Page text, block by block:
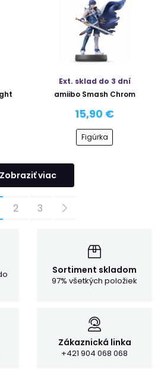
Ext. sklad do 3 dní
amiibo Smash Chrom
15,90 €
Figúrka
Zobraziť viac
2 3
Sortiment skladom
97% všetkých položiek
Zákaznická linka
+421 904 068 068